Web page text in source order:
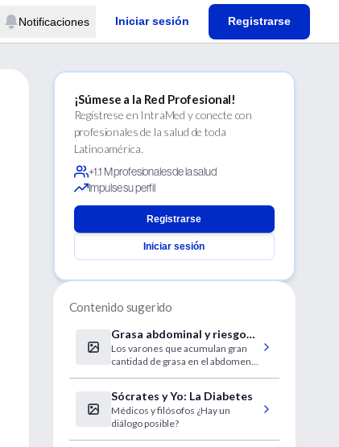
Notificaciones Iniciar sesión Registrarse
¡Súmese a la Red Profesional!
Regístrese en IntraMed y conecte con
profesionales de la salud de toda
Latinoamérica.
+1.1 M profesionales de la salud
Impulse su perfil
Registrarse
Iniciar sesión
Contenido sugerido
Grasa abdominal y riesgo
de ictus
Los varones que acumulan gran
cantidad de grasa en el abdomen
según concluye un nuevo trabajo
publicado en "Stroke" por
investigadores israelíes.
Sócrates y Yo: La Diabetes
Médicos y filósofos ¿Hay un
diálogo posible?